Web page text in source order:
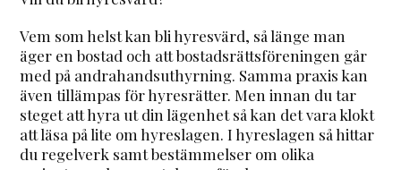
Vem som helst kan bli hyresvärd, så länge man
äger en bostad och att bostadsrättsföreningen går
med på andrahandsuthyrning. Samma praxis kan
även tillämpas för hyresrätter. Men innan du tar
steget att hyra ut din lägenhet så kan det vara klokt
att läsa på lite om hyreslagen. I hyreslagen så hittar
du regelverk samt bestämmelser om olika